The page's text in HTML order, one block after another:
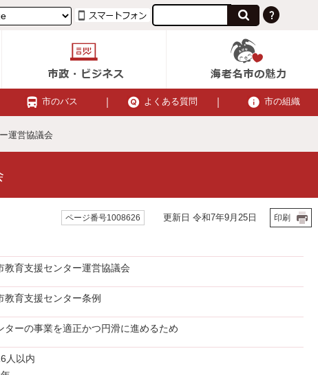
市のバス よくある質問 市の組織
運営協議会
ページ番号1008626 更新日 令和7年9月25日 印刷
教育支援センター運営協議会
教育支援センター条例
ターの事業を適正かつ円滑に進めるため
人以内